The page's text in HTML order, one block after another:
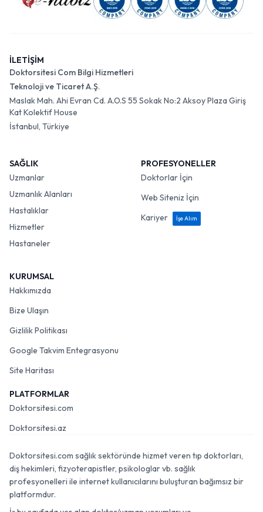
İLETİŞİM
Doktorsitesi Com Bilgi Hizmetleri
Teknoloji ve Ticaret A.Ş.
Maslak Mah. Ahi Evran Cd. A.O.S 55 Sokak No:2 Aksoy Plaza Giriş
Kat Kolektif House
İstanbul, Türkiye
SAĞLIK
Uzmanlar
Uzmanlık Alanları
Hastalıklar
Hizmetler
Hastaneler
PROFESYONELLER
Doktorlar İçin
Web Siteniz İçin
Kariyer
İşe Alım
KURUMSAL
Hakkımızda
Bize Ulaşın
Gizlilik Politikası
Google Takvim Entegrasyonu
Site Haritası
PLATFORMLAR
Doktorsitesi.com
Doktorsitesi.az
Doktorsitesi.com sağlık sektöründe hizmet veren tıp doktorları,
diş hekimleri, fizyoterapistler, psikologlar vb. sağlık
profesyonelleri ile internet kullanıcılarını buluşturan bağımsız bir
platformdur.